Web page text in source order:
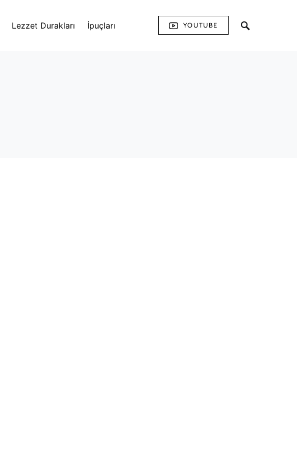
Lezzet Durakları İpuçları YOUTUBE